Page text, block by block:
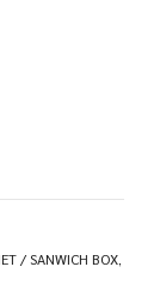
/ SANWICH BOX